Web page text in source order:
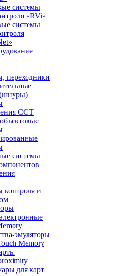
системы
«RVi»
системы
переходники
(шнуры)
СОТ
системы
контроля и
эмуляторы
Memory
для карт